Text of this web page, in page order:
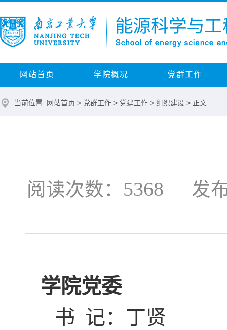
网站首页 学院概况 党群工作
当前位置: 网站首页 > 党群工作 > 党建工作 > 组织建设 > 正文
阅读次数： 5368 发布
学院党委
书 记：丁贤